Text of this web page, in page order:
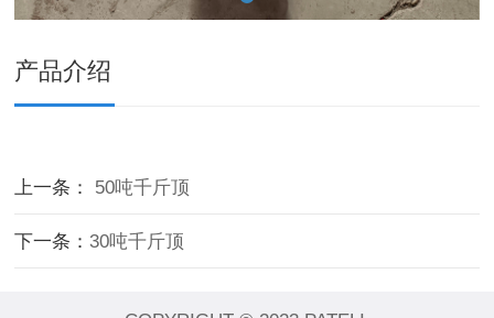
产品介绍
上一条： 50吨千斤顶
下一条：30吨千斤顶